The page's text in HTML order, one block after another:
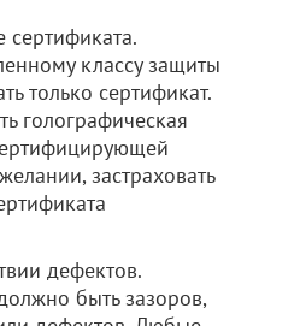
сертификата.
классу защиты
только сертификат.
голографическая
застраховать
дефектов.
быть зазоров,